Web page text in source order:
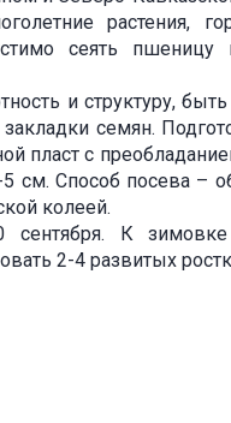
растения,
сеять пшеницу
и структуру,
семян.
пласт с
см. Способ посева –
колеей.
К
2-4 развитых